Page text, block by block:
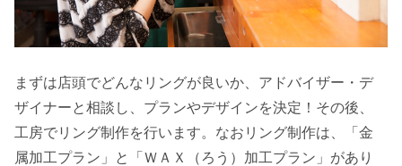
まずは店頭でどんなリングが良いか、アドバイザー・デ
ザイナーと相談し、プランやデザインを決定！その後、
工房でリング制作を行います。なおリング制作は、「金
属加工プラン」と「ＷＡＸ（ろう）加工プラン」があり